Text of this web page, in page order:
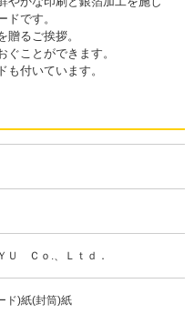
です。
るご挨拶。
ことができます。
付いています。
Ｕ Ｃｏ.、Ｌｔｄ．
ド)紙(封筒)紙